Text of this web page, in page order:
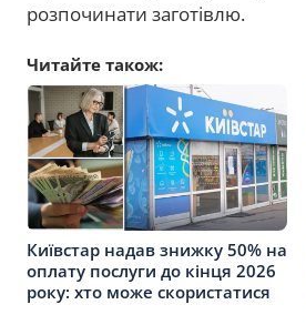
розпочинати заготівлю.
Читайте також:
Київстар надав знижку 50% на
оплату послуги до кінця 2026
року: хто може скористатися